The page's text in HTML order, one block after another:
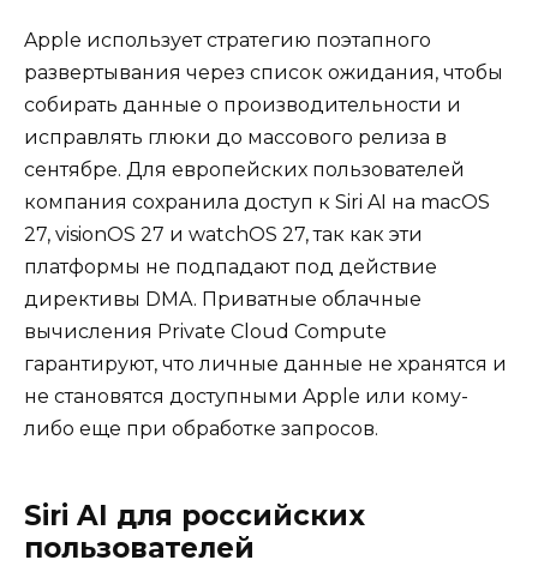
Apple использует стратегию поэтапного
развертывания через список ожидания, чтобы
собирать данные о производительности и
исправлять глюки до массового релиза в
сентябре. Для европейских пользователей
компания сохранила доступ к Siri AI на macOS
27, visionOS 27 и watchOS 27, так как эти
платформы не подпадают под действие
директивы DMA. Приватные облачные
вычисления Private Cloud Compute
гарантируют, что личные данные не хранятся и
не становятся доступными Apple или кому-
либо еще при обработке запросов.
Siri AI для российских
пользователей